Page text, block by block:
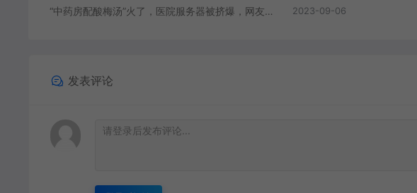
“中药房配酸梅汤”火了，医院服务器被挤爆，网友：更适合中国宝宝体质 2023-09-06
发表评论